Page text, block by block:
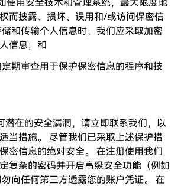
使用安全技术和管理系统，最大限度地
而披露、损坏、误用和/或访问保密信
和传输个人信息时，我们应采取加密
信息；和
期审查用于保护保密信息的程序和技
潜在的安全漏洞，请立即联系我们，以
当措施。 尽管我们已采取上述保护措
密信息的绝对安全。 在注册使用我们
复杂的密码并开启高级安全功能（例如
向任何第三方透露您的账户凭证。 在